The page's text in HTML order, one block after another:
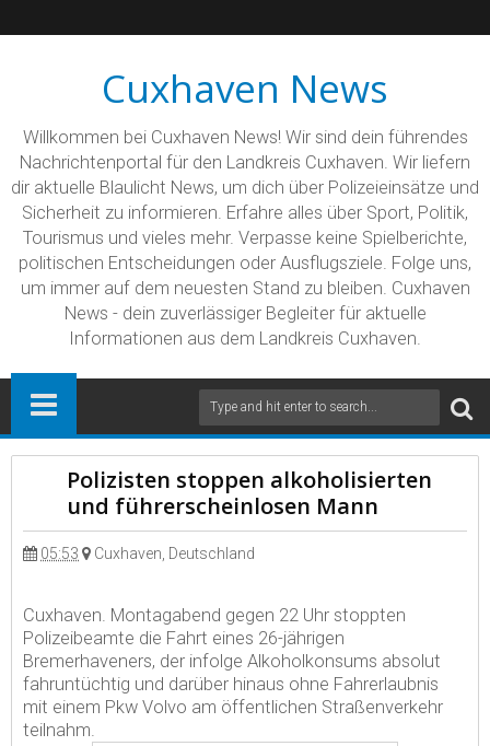
Cuxhaven News
Willkommen bei Cuxhaven News! Wir sind dein führendes
Nachrichtenportal für den Landkreis Cuxhaven. Wir liefern
dir aktuelle Blaulicht News, um dich über Polizeieinsätze und
Sicherheit zu informieren. Erfahre alles über Sport, Politik,
Tourismus und vieles mehr. Verpasse keine Spielberichte,
politischen Entscheidungen oder Ausflugsziele. Folge uns,
um immer auf dem neuesten Stand zu bleiben. Cuxhaven
News - dein zuverlässiger Begleiter für aktuelle
Informationen aus dem Landkreis Cuxhaven.
Polizisten stoppen alkoholisierten
und führerscheinlosen Mann
05:53 Cuxhaven, Deutschland
Cuxhaven. Montagabend gegen 22 Uhr stoppten
Polizeibeamte die Fahrt eines 26-jährigen
Bremerhaveners, der infolge Alkoholkonsums absolut
fahruntüchtig und darüber hinaus ohne Fahrerlaubnis
mit einem Pkw Volvo am öffentlichen Straßenverkehr
teilnahm.